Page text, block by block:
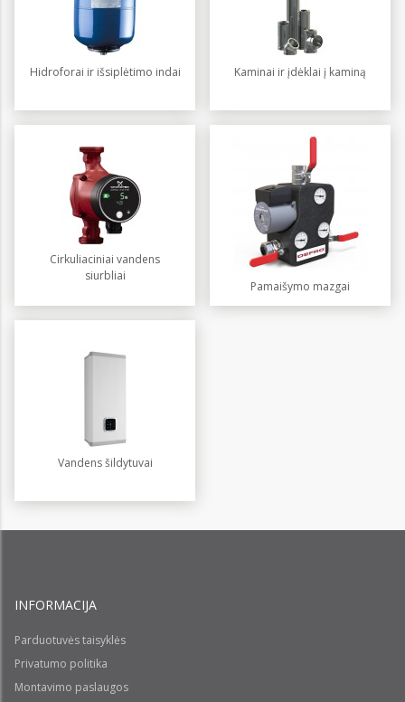
Hidroforai ir išsiplėtimo indai Kaminai ir įdėklai į kaminą
Cirkuliaciniai vandens
siurbliai
Pamaišymo mazgai
Vandens šildytuvai
INFORMACIJA
Parduotuvės taisyklės
Privatumo politika
Montavimo paslaugos